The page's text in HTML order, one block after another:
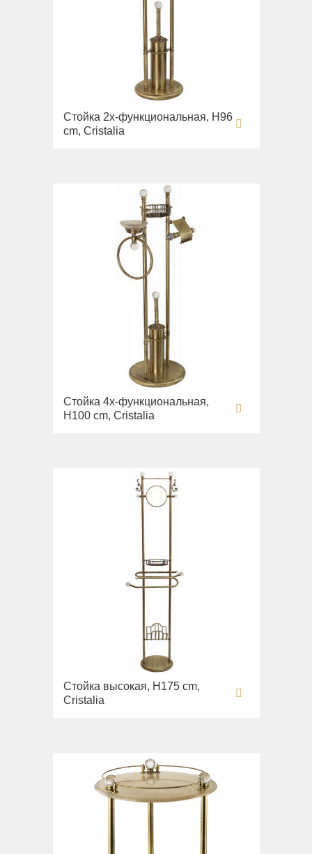
Стойка 2х-функциональная, H96
cm, Cristalia
Стойка 4х-функциональная,
H100 cm, Cristalia
Стойка высокая, H175 cm,
Cristalia